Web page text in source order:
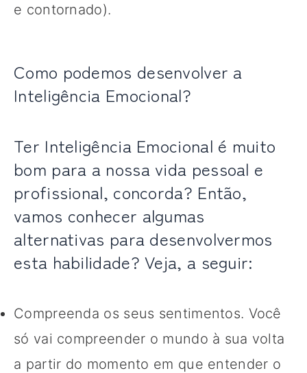
e contornado).
Como podemos desenvolver a
Inteligência Emocional?
Ter Inteligência Emocional é muito
bom para a nossa vida pessoal e
profissional, concorda? Então,
vamos conhecer algumas
alternativas para desenvolvermos
esta habilidade? Veja, a seguir:
Compreenda os seus sentimentos. Você
só vai compreender o mundo à sua volta
a partir do momento em que entender o